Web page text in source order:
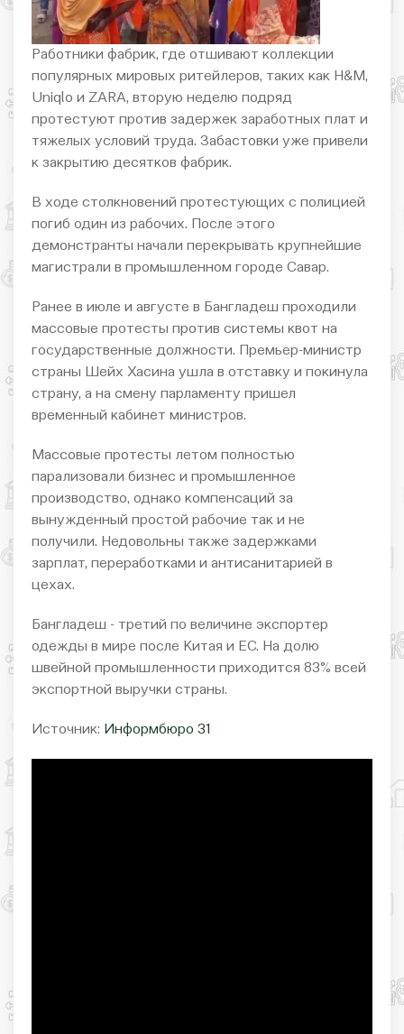
Работники фабрик, где отшивают коллекции
популярных мировых ритейлеров, таких как H&M,
Uniqlo и ZARA, вторую неделю подряд
протестуют против задержек заработных плат и
тяжелых условий труда. Забастовки уже привели
к закрытию десятков фабрик.
В ходе столкновений протестующих с полицией
погиб один из рабочих. После этого
демонстранты начали перекрывать крупнейшие
магистрали в промышленном городе Савар.
Ранее в июле и августе в Бангладеш проходили
массовые протесты против системы квот на
государственные должности. Премьер-министр
страны Шейх Хасина ушла в отставку и покинула
страну, а на смену парламенту пришел
временный кабинет министров.
Массовые протесты летом полностью
парализовали бизнес и промышленное
производство, однако компенсаций за
вынужденный простой рабочие так и не
получили. Недовольны также задержками
зарплат, переработками и антисанитарией в
цехах.
Бангладеш - третий по величине экспортер
одежды в мире после Китая и ЕС. На долю
швейной промышленности приходится 83% всей
экспортной выручки страны.
Источник: Информбюро 31